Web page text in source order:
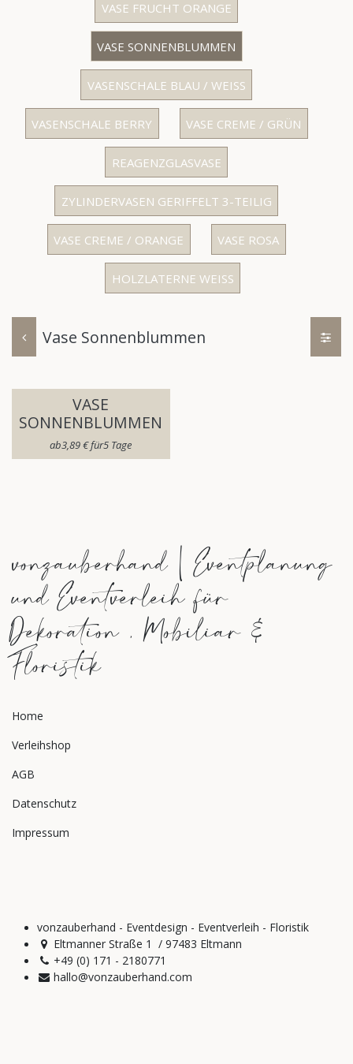
VASE FRUCHT ORANGE
VASE SONNENBLUMMEN
VASENSCHALE BLAU / WEISS
VASENSCHALE BERRY VASE CREME / GRÜN
REAGENZGLASVASE
ZYLINDERVASEN GERIFFELT 3-TEILIG
VASE CREME / ORANGE VASE ROSA
HOLZLATERNE WEISS
Vase Sonnenblummen
VASE
SONNENBLUMMEN
ab​3,89€für​5 Tage
vonzauberhand | Eventplanung
und Eventverleih für
Dekoration , Mobiliar &
Floristik
Home
Verleihshop
AGB
Datenschutz
Impressum
vonzauberhand - Eventdesign - Eventverleih - Floristik
Eltmanner Straße 1 / 97483 Eltmann
+49 (0) 171 - 2180771
hallo@vonzauberhand.com